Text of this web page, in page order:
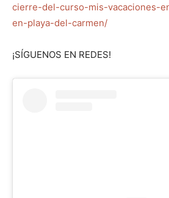
cierre-del-curso-mis-vacaciones-
en-playa-del-carmen/
¡SÍGUENOS EN REDES!